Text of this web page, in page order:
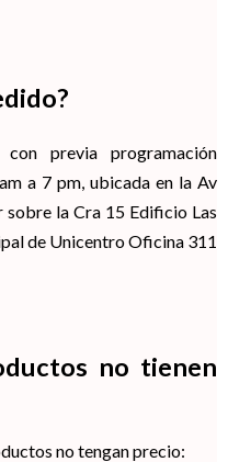
previa programación
a 7 pm, ubicada en la Av
la Cra 15 Edificio Las
de Unicentro Oficina 311
no tienen
no tengan precio: